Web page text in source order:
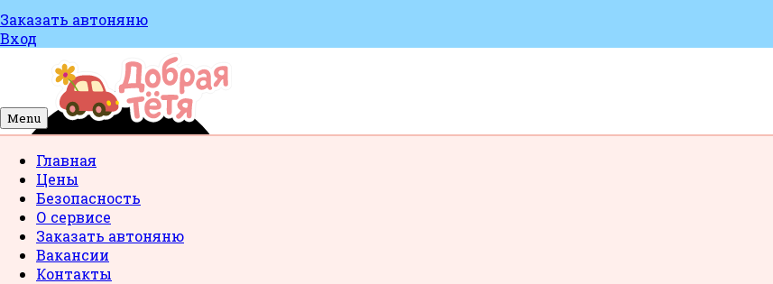
Заказать автоняню
Вход
Menu
Главная
Цены
Безопасность
О сервисе
Заказать автоняню
Вакансии
Контакты